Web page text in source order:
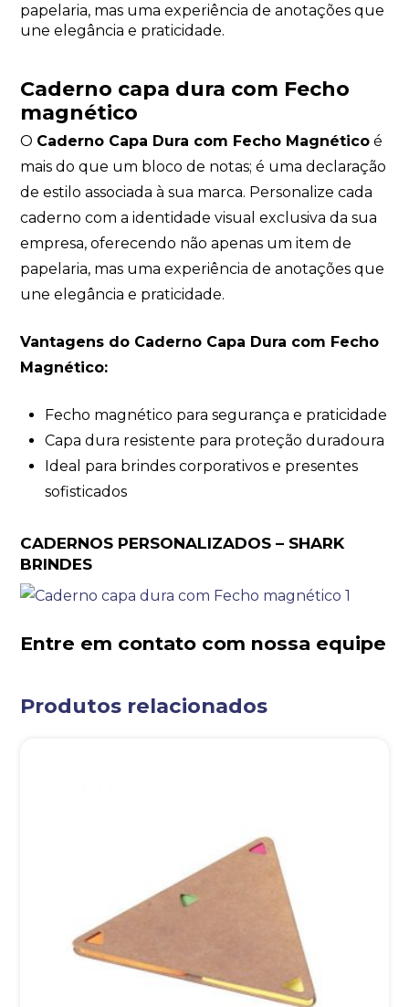
papelaria, mas uma experiência de anotações que
une elegância e praticidade.
Caderno capa dura com Fecho
magnético
O Caderno Capa Dura com Fecho Magnético é
mais do que um bloco de notas; é uma declaração
de estilo associada à sua marca. Personalize cada
caderno com a identidade visual exclusiva da sua
empresa, oferecendo não apenas um item de
papelaria, mas uma experiência de anotações que
une elegância e praticidade.
Vantagens do Caderno Capa Dura com Fecho
Magnético:
Fecho magnético para segurança e praticidade
Capa dura resistente para proteção duradoura
Ideal para brindes corporativos e presentes
sofisticados
CADERNOS PERSONALIZADOS – SHARK
BRINDES
Entre em contato com nossa equipe
Produtos relacionados